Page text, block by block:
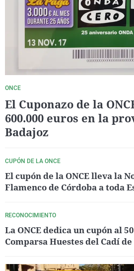
ONCE
El Cuponazo de la
600.000 euros en la
Badajoz
CUPÓN DE LA ONCE
El cupón de la ONCE lleva la
Flamenco de Córdoba a toda
RECONOCIMIENTO
La ONCE dedica un cupón al
Comparsa Huestes del Cadí